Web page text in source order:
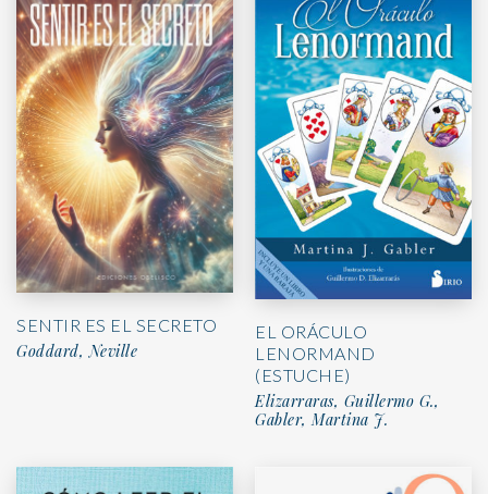
SENTIR ES EL SECRETO
Goddard, Neville
EL ORÁCULO
LENORMAND
(ESTUCHE)
Elizarraras, Guillermo G.,
Gabler, Martina J.